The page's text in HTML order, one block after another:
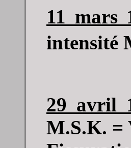
11 mars
intensité
29 avril
M.S.K.